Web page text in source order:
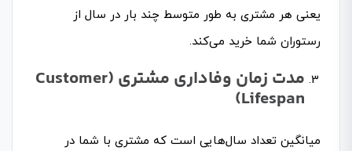
یعنی هر مشتری به طور متوسط چند بار در سال از
رستوران شما خرید می‌کند.
مدت زمان وفاداری مشتری (Customer
Lifespan)
میانگین تعداد سال‌هایی است که مشتری با شما در